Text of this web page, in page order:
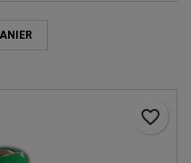
favorite_border